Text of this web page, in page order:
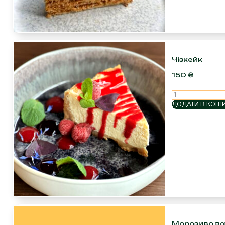
Чізкейк
150₴
Чізкейк
кількість
ДОДАТИ В